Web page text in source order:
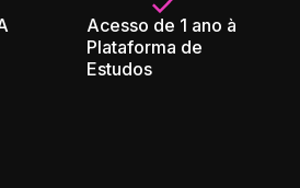
Acesso de 1 ano à
Plataforma de
Estudos